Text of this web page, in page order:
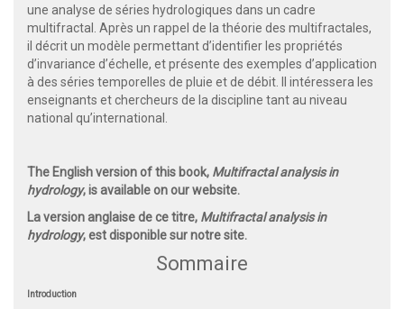
une analyse de séries hydrologiques dans un cadre
multifractal. Après un rappel de la théorie des multifractales,
il décrit un modèle permettant d’identifier les propriétés
d’invariance d’échelle, et présente des exemples d’application
à des séries temporelles de pluie et de débit. Il intéressera les
enseignants et chercheurs de la discipline tant au niveau
national qu’international.
The English version of this book, Multifractal analysis in
hydrology, is available on our website.
La version anglaise de ce titre, Multifractal analysis in
hydrology, est disponible sur notre site.
Sommaire
Introduction